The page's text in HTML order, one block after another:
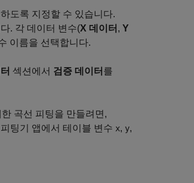
도록 지정할 수 있습니다.
. 각 데이터 변수(X 데이터 , Y
이름을 선택합니다.
섹션에서 검증 데이터 를
곡선 피팅을 만들려면,
팅기 앱에서 테이블 변수 x, y,